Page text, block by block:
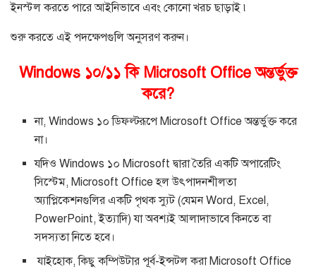
ইনস্টল করতে পারে আইনিভাবে এবং কোনো খরচ ছাড়াই ৷
শুরু করতে এই পদক্ষেপগুলি অনুসরণ করুন।
Windows ১০/১১ কি Microsoft Office অন্তর্ভুক্ত
করে?
না, Windows ১০ ডিফল্টরূপে Microsoft Office অন্তর্ভুক্ত করে
না।
যদিও Windows ১০ Microsoft দ্বারা তৈরি একটি অপারেটিং
সিস্টেম, Microsoft Office হল উৎপাদনশীলতা
অ্যাপ্লিকেশনগুলির একটি পৃথক স্যুট (যেমন Word, Excel,
PowerPoint, ইত্যাদি) যা অবশ্যই আলাদাভাবে কিনতে বা
সদস্যতা নিতে হবে।
যাইহোক, কিছু কম্পিউটার পূর্ব-ইন্সটল করা Microsoft Office